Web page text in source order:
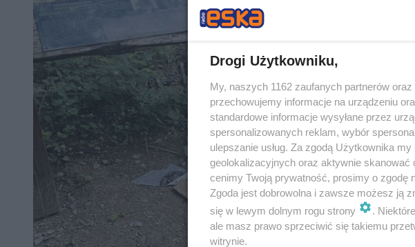
Drogi Użytkowniku,
My, naszych 1162 zaufanych partnerów
przechowujemy informacje na urządzeniu
standardowe informacje wysyłane przez
spersonalizowanych reklam, wybór
ulepszanie usług. Za zgodą Użytkownika
geolokalizacyjnych oraz aktywnie
cenimy Twoją prywatność, prosimy o zgodę
Zgoda jest dobrowolna i zawsze możesz ją
się w lewym dolnym rogu strony
.
ale masz prawo sprzeciwić się takiemu
witrynie.